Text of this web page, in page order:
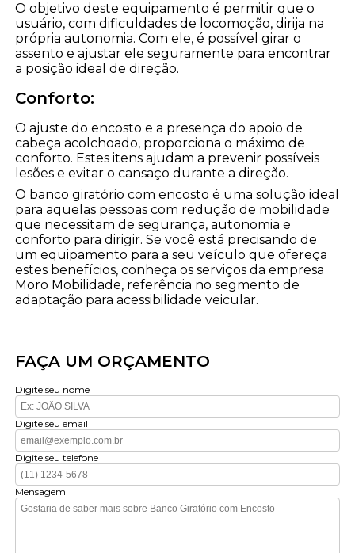
O objetivo deste equipamento é permitir que o
usuário, com dificuldades de locomoção, dirija na
própria autonomia. Com ele, é possível girar o
assento e ajustar ele seguramente para encontrar
a posição ideal de direção.
Conforto:
O ajuste do encosto e a presença do apoio de
cabeça acolchoado, proporciona o máximo de
conforto. Estes itens ajudam a prevenir possíveis
lesões e evitar o cansaço durante a direção.
O banco giratório com encosto é uma solução ideal
para aquelas pessoas com redução de mobilidade
que necessitam de segurança, autonomia e
conforto para dirigir. Se você está precisando de
um equipamento para a seu veículo que ofereça
estes benefícios, conheça os serviços da empresa
Moro Mobilidade, referência no segmento de
adaptação para acessibilidade veicular.
FAÇA UM ORÇAMENTO
Digite seu nome
Digite seu email
Digite seu telefone
Mensagem